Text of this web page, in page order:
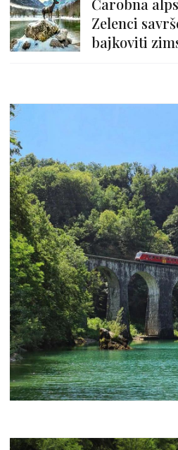
Čarobna
Zelenci
bajkoviti